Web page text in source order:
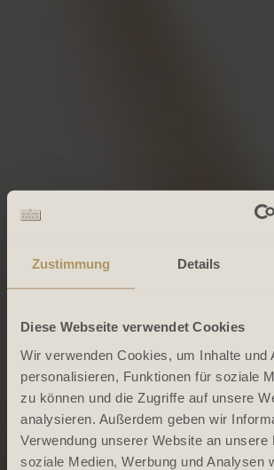
Zustimmung Details
Diese Webseite verwendet Cookies
Wir verwenden Cookies, um Inhalte und
personalisieren, Funktionen für soziale
zu können und die Zugriffe auf unsere
analysieren. Außerdem geben wir
Verwendung unserer Website an unsere
soziale Medien, Werbung und Analysen